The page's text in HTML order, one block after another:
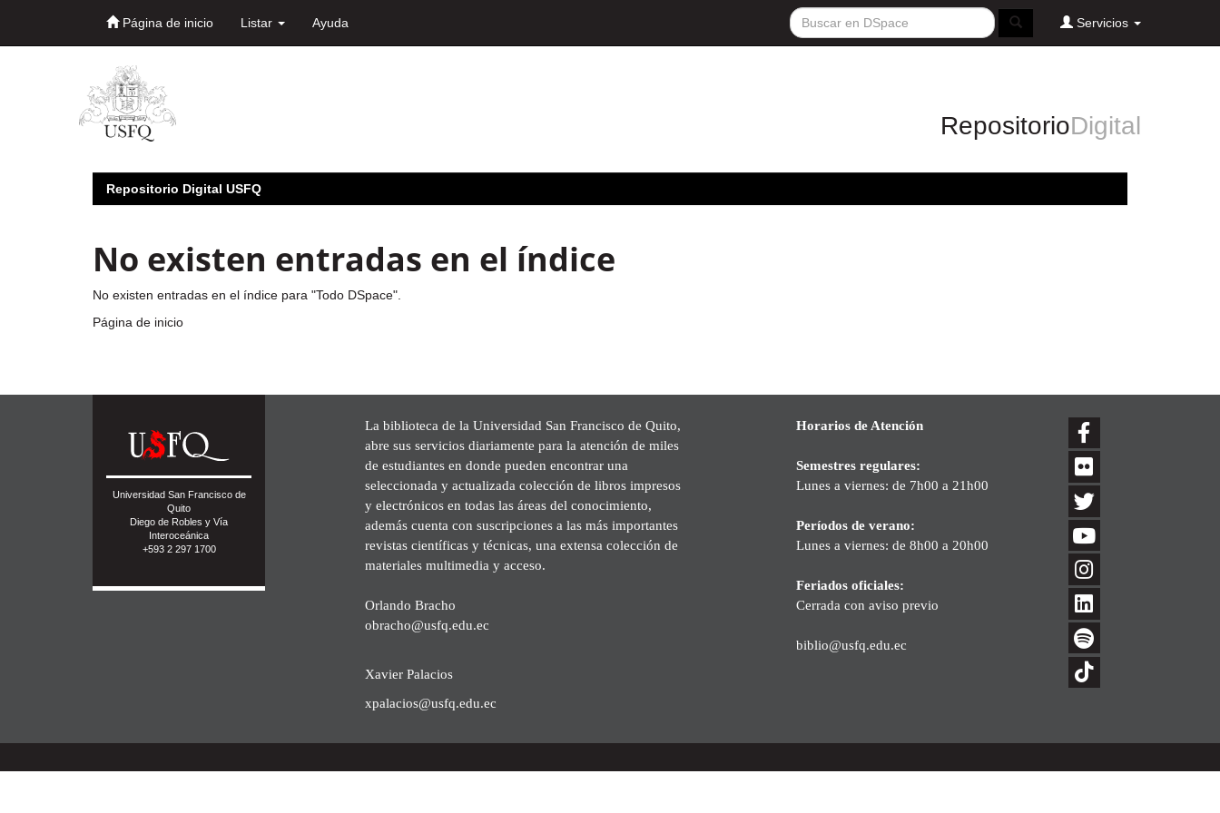
Página de inicio Listar Ayuda Servicios
RepositorioDigital
Repositorio Digital USFQ
No existen entradas en el índice
No existen entradas en el índice para "Todo DSpace".
Página de inicio
Universidad San Francisco de
Quito
Diego de Robles y Vía
Interoceánica
+593 2 297 1700
La biblioteca de la Universidad San Francisco de Quito,
abre sus servicios diariamente para la atención de miles
de estudiantes en donde pueden encontrar una
seleccionada y actualizada colección de libros impresos
y electrónicos en todas las áreas del conocimiento,
además cuenta con suscripciones a las más importantes
revistas científicas y técnicas, una extensa colección de
materiales multimedia y acceso.
Orlando Bracho
obracho@usfq.edu.ec
Xavier Palacios
xpalacios@usfq.edu.ec
Horarios de Atención
Semestres regulares:
Lunes a viernes: de 7h00 a 21h00
Períodos de verano:
Lunes a viernes: de 8h00 a 20h00
Feriados oficiales:
Cerrada con aviso previo
biblio@usfq.edu.ec